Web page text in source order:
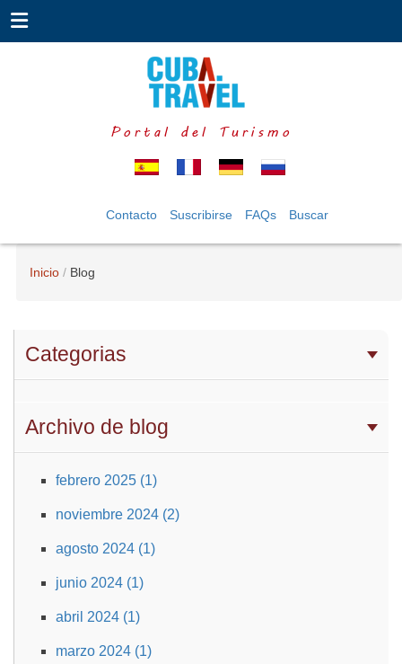
Portal del Turismo
Contacto Suscribirse FAQs Buscar
Inicio Blog
Categorias
Archivo de blog
febrero 2025 (1)
noviembre 2024 (2)
agosto 2024 (1)
junio 2024 (1)
abril 2024 (1)
marzo 2024 (1)